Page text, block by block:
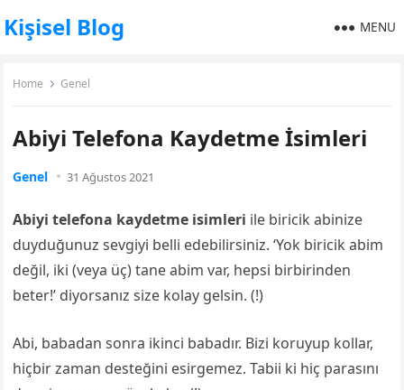
Kişisel Blog MENU
Home Genel
Abiyi Telefona Kaydetme İsimleri
Genel 31 Ağustos 2021
Abiyi telefona kaydetme isimleri ile biricik abinize
duyduğunuz sevgiyi belli edebilirsiniz. ‘Yok biricik abim
değil, iki (veya üç) tane abim var, hepsi birbirinden
beter!’ diyorsanız size kolay gelsin. (!)
Abi, babadan sonra ikinci babadır. Bizi koruyup kollar,
hiçbir zaman desteğini esirgemez. Tabii ki hiç parasını